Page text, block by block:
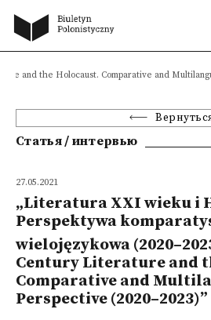
and the Holocaust. Comparative and
Статья / интервью
27.05.2021
„Literatura XXI wieku i
Perspektywa
wielojęzykowa
Century Literature and
Comparative and
Perspective (2020–2023)”